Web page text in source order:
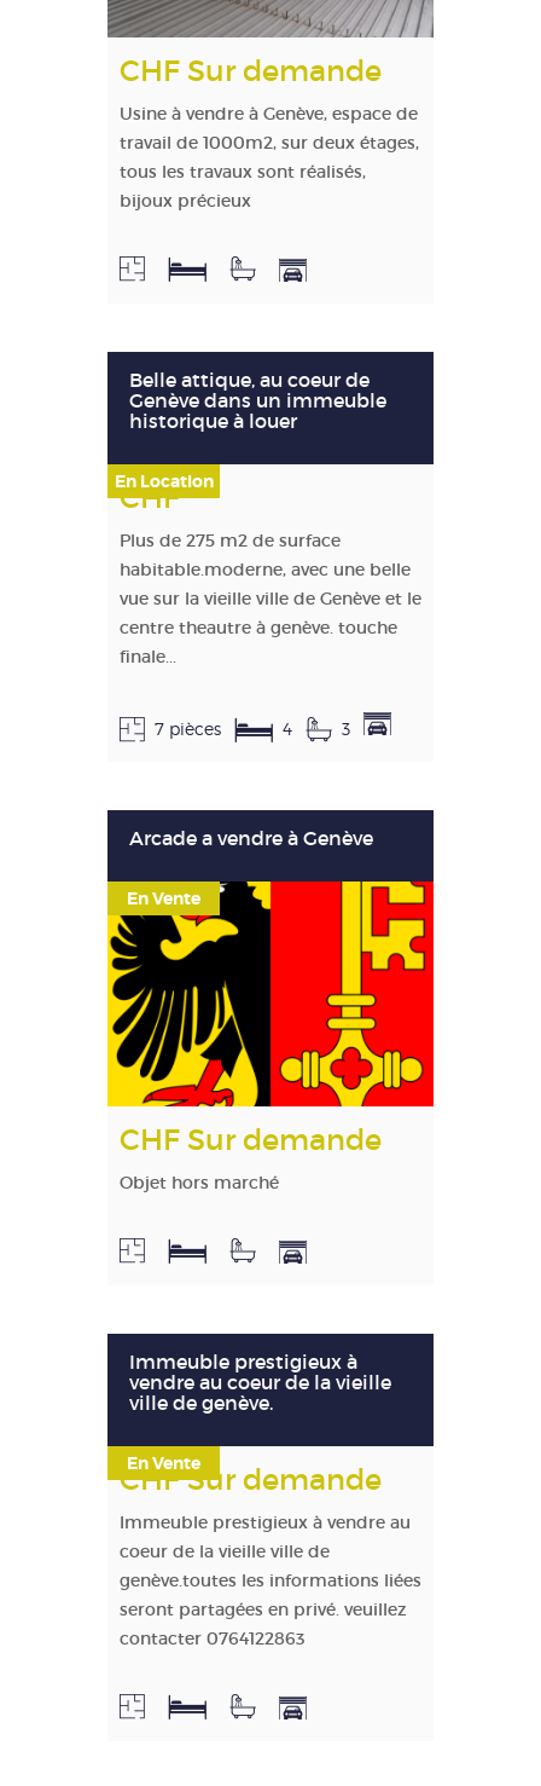
CHF Sur demande
Usine à vendre à Genève, espace de
travail de 1000m2, sur deux étages,
tous les travaux sont réalisés,
bijoux précieux
Belle attique, au coeur de
Genève dans un immeuble
historique à louer
En Location
CHF
Plus de 275 m2 de surface
habitable.moderne, avec une belle
vue sur la vieille ville de Genève et le
centre theautre à genève. touche
finale...
7 pièces 4 3
Arcade a vendre à Genève
En Vente
CHF Sur demande
Objet hors marché
Immeuble prestigieux à
vendre au coeur de la vieille
ville de genève.
En Vente
CHF Sur demande
Immeuble prestigieux à vendre au
coeur de la vieille ville de
genève.toutes les informations liées
seront partagées en privé. veuillez
contacter 0764122863